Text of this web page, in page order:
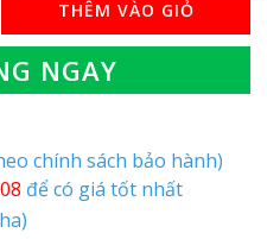
THÊM VÀO GIỎ
NGAY
chính sách bảo hành)
để có giá tốt nhất